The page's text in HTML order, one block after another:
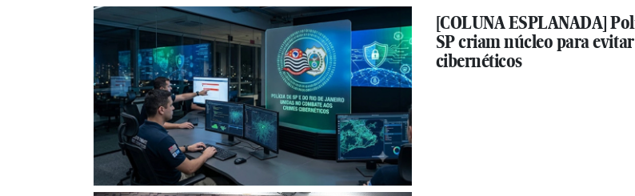
[COLUNA ESPLANADA]
SP criam núcleo para
cibernéticos